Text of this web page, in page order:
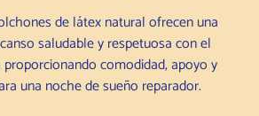
de látex natural ofrecen una
saludable y respetuosa con el
comodidad, apoyo y
una noche de sueño reparador.